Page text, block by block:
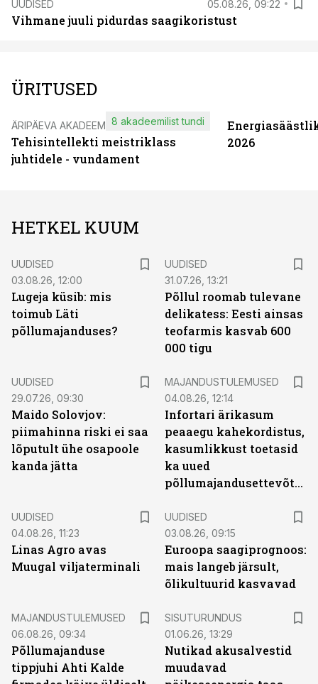
UUDISED 05.08.26, 09:22
Vihmane juuli pidurdas saagikoristust
ÜRITUSED
ÄRIPÄEVA AKADEEMIA
Tehisintellekti meistriklass
juhtidele - vundament
8 akadeemilist tundi
2026
HETKEL KUUM
UUDISED
03.08.26, 12:00
Lugeja küsib: mis
toimub Läti
põllumajanduses?
UUDISED
31.07.26, 13:21
Põllul roomab tulevane
delikatess: Eesti ainsas
teofarmis kasvab 600
000 tigu
UUDISED
29.07.26, 09:30
Maido Solovjov:
piimahinna riski ei saa
lõputult ühe osapoole
kanda jätta
MAJANDUSTULEMUSED
04.08.26, 12:14
Infortari ärikasum
peaaegu kahekordistus,
kasumlikkust toetasid
ka uued
põllumajandusettevõtted
UUDISED
04.08.26, 11:23
Linas Agro avas
Muugal viljaterminali
UUDISED
03.08.26, 09:15
Euroopa saagiprognoos:
mais langeb järsult,
õlikultuurid kasvavad
MAJANDUSTULEMUSED
06.08.26, 09:34
Põllumajanduse
tippjuhi Ahti Kalde
SISUTURUNDUS
01.06.26, 13:29
Nutikad akusalvestid
muudavad